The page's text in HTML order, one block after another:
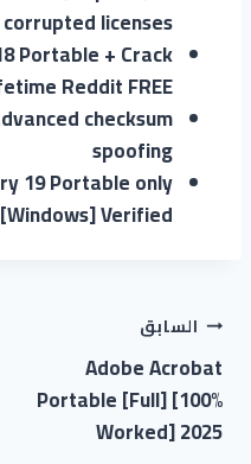
corrupted licenses
Portable + Crack
Reddit FREE
checksum
spoofing
19 Portable only
Verified
السابق
Adobe Acrobat
Portable [Full] [100%
Worked] 2025